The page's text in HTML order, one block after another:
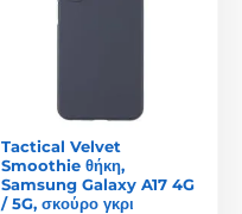
Tactical Velvet
Smoothie θήκη,
Samsung Galaxy A17 4G
/ 5G, σκούρο γκρι